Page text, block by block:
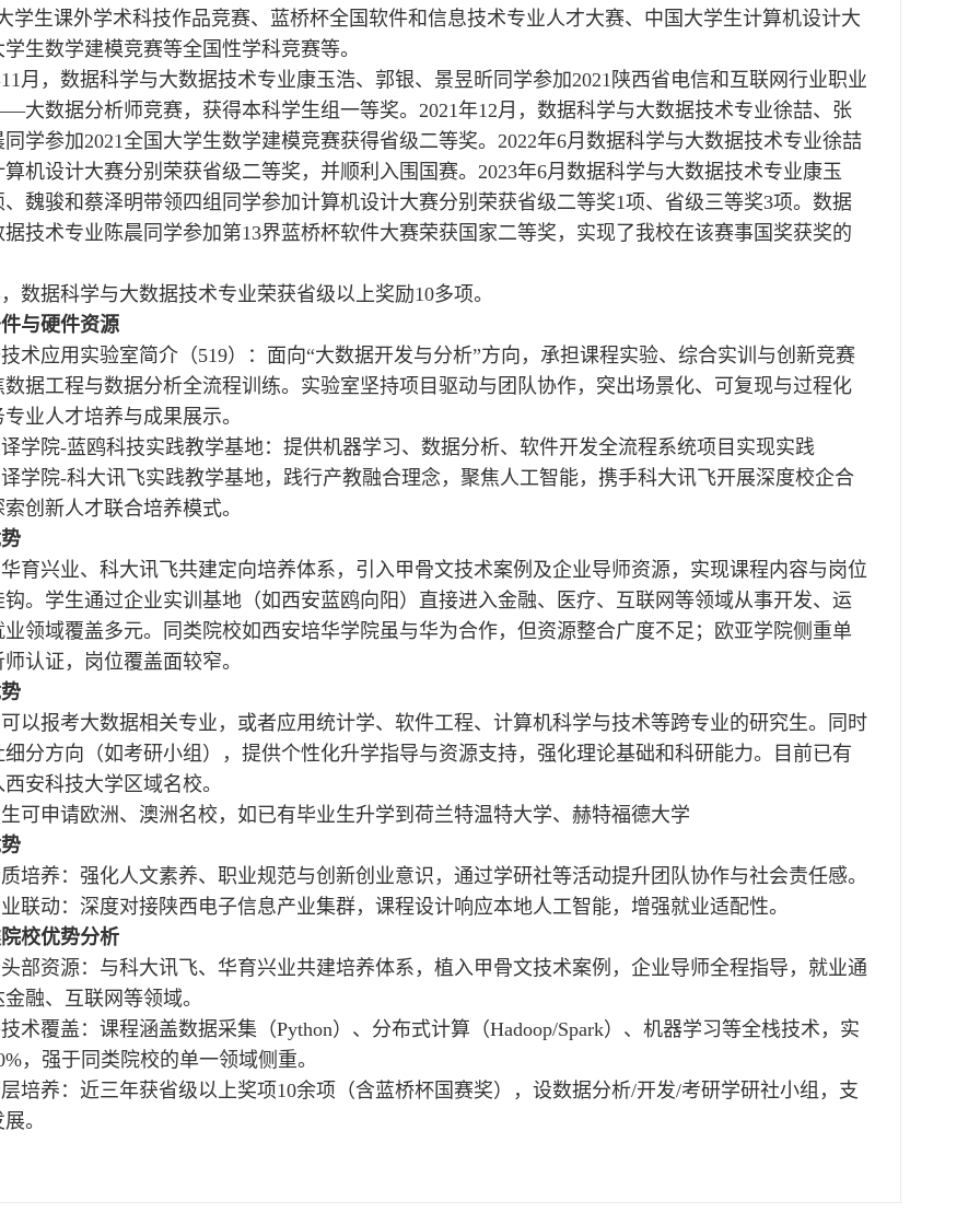
学生课外学术科技作品竞赛、蓝桥杯全国软件和信息技术专业人才大赛、中国大学生计算机设计大
生数学建模竞赛等全国性学科竞赛等。
月，数据科学与大数据技术专业康玉浩、郭银、景昱昕同学参加2021陕西省电信和互联网行业职业
大数据分析师竞赛，获得本科学生组一等奖。2021年12月，数据科学与大数据技术专业徐喆、张
学参加2021全国大学生数学建模竞赛获得省级二等奖。2022年6月数据科学与大数据技术专业徐喆
机设计大赛分别荣获省级二等奖，并顺利入围国赛。2023年6月数据科学与大数据技术专业康玉
魏骏和蔡泽明带领四组同学参加计算机设计大赛分别荣获省级二等奖1项、省级三等奖3项。数据
技术专业陈晨同学参加第13界蓝桥杯软件大赛荣获国家二等奖，实现了我校在该赛事国奖获奖的
数据科学与大数据技术专业荣获省级以上奖励10多项。
与硬件资源
术应用实验室简介（519）：面向“大数据开发与分析”方向，承担课程实验、综合实训与创新竞赛
据工程与数据分析全流程训练。实验室坚持项目驱动与团队协作，突出场景化、可复现与过程化
业人才培养与成果展示。
学院-蓝鸥科技实践教学基地：提供机器学习、数据分析、软件开发全流程系统项目实现实践
学院-科大讯飞实践教学基地，践行产教融合理念，聚焦人工智能，携手科大讯飞开展深度校企合
创新人才联合培养模式。
育兴业、科大讯飞共建定向培养体系，引入甲骨文技术案例及企业导师资源，实现课程内容与岗位
。学生通过企业实训基地（如西安蓝鸥向阳）直接进入金融、医疗、互联网等领域从事开发、运
领域覆盖多元。同类院校如西安培华学院虽与华为合作，但资源整合广度不足；欧亚学院侧重单
认证，岗位覆盖面较窄。
以报考大数据相关专业，或者应用统计学、软件工程、计算机科学与技术等跨专业的研究生。同时
分方向（如考研小组），提供个性化升学指导与资源支持，强化理论基础和科研能力。目前已有
安科技大学区域名校。
可申请欧洲、澳洲名校，如已有毕业生升学到荷兰特温特大学、赫特福德大学
培养‌：强化人文素养、职业规范与创新创业意识，通过学研社等活动提升团队协作与社会责任感。
联动‌：深度对接陕西电子信息产业集群，课程设计响应本地人工智能，增强就业适配性。
校优势分析
部资源‌：与科大讯飞、华育兴业共建培养体系，植入甲骨文技术案例，企业导师全程指导，就业通
融、互联网等领域。
术覆盖‌：课程涵盖数据采集（Python）、分布式计算（Hadoop/Spark）、机器学习等全栈技术，‌实
，强于同类院校的单一领域侧重。
培养‌：近三年获省级以上奖项10余项（含蓝桥杯国赛奖），设数据分析/开发/考研学研社小组，支
。